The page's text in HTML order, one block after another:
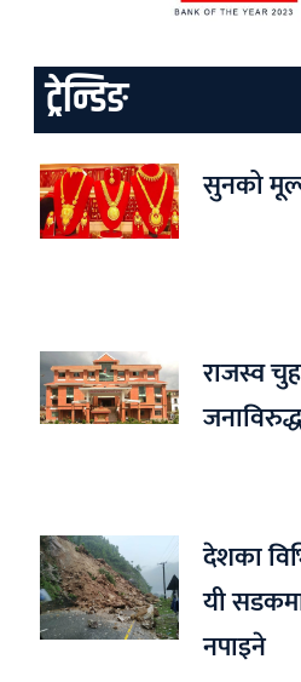
ट्रेन्डिङ
सुनको
राजस्व
देशका
यी
नपाइने